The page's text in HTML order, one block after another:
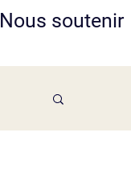
Nous soutenir